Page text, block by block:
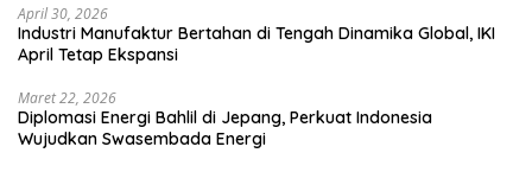
April 30, 2026
Industri Manufaktur Bertahan di Tengah Dinamika Global, IKI
April Tetap Ekspansi
Maret 22, 2026
Diplomasi Energi Bahlil di Jepang, Perkuat Indonesia
Wujudkan Swasembada Energi